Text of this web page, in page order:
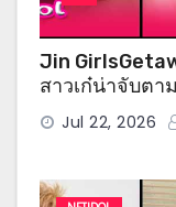
Jin
สาวเก๋น่าจับตา
Jul 22, 2026